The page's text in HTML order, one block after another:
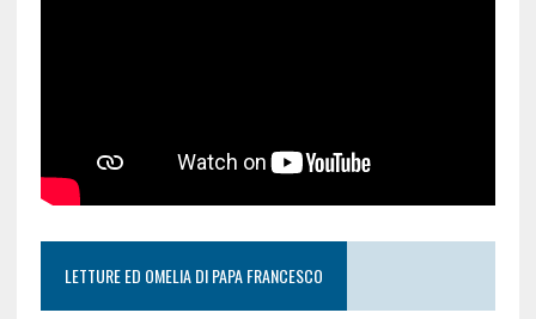
LETTURE ED OMELIA DI PAPA FRANCESCO